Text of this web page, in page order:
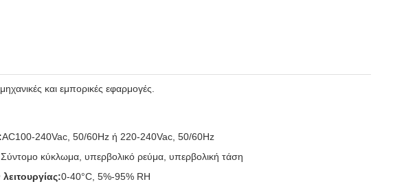
και εμπορικές εφαρμογές.
AC100-240Vac, 50/60Hz ή 220-240Vac, 50/60Hz
Σύντομο κύκλωμα, υπερβολικό ρεύμα, υπερβολική τάση
0-40°C, 5%-95% RH